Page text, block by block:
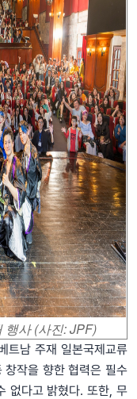
행사 (사진: JPF)
남 주재 일본국제교류
작을 향한 협력은 필수
없다고 밝혔다. 또한, 무